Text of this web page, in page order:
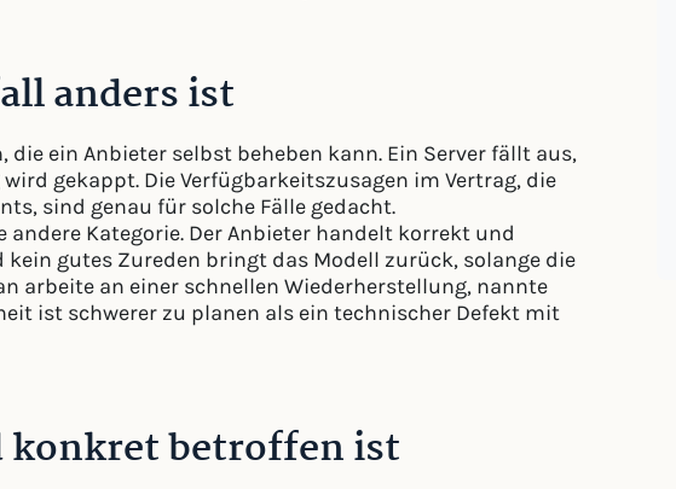
anders ist
die ein Anbieter selbst beheben kann. Ein Server fällt aus,
gekappt. Die Verfügbarkeitszusagen im Vertrag, die
sind genau für solche Fälle gedacht.
Kategorie. Der Anbieter handelt korrekt und
gutes Zureden bringt das Modell zurück, solange die
arbeite an einer schnellen Wiederherstellung, nannte
ist schwerer zu planen als ein technischer Defekt mit
konkret betroffen ist